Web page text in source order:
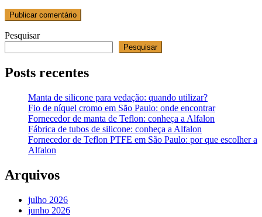
Pesquisar
Pesquisar
Posts recentes
Manta de silicone para vedação: quando utilizar?
Fio de níquel cromo em São Paulo: onde encontrar
Fornecedor de manta de Teflon: conheça a Alfalon
Fábrica de tubos de silicone: conheça a Alfalon
Fornecedor de Teflon PTFE em São Paulo: por que escolher a
Alfalon
Arquivos
julho 2026
junho 2026